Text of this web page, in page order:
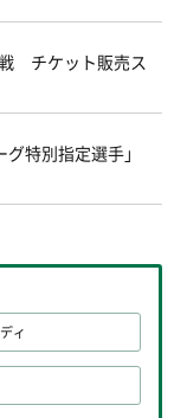
戦 チケット販売ス
特別指定選手」
ィ